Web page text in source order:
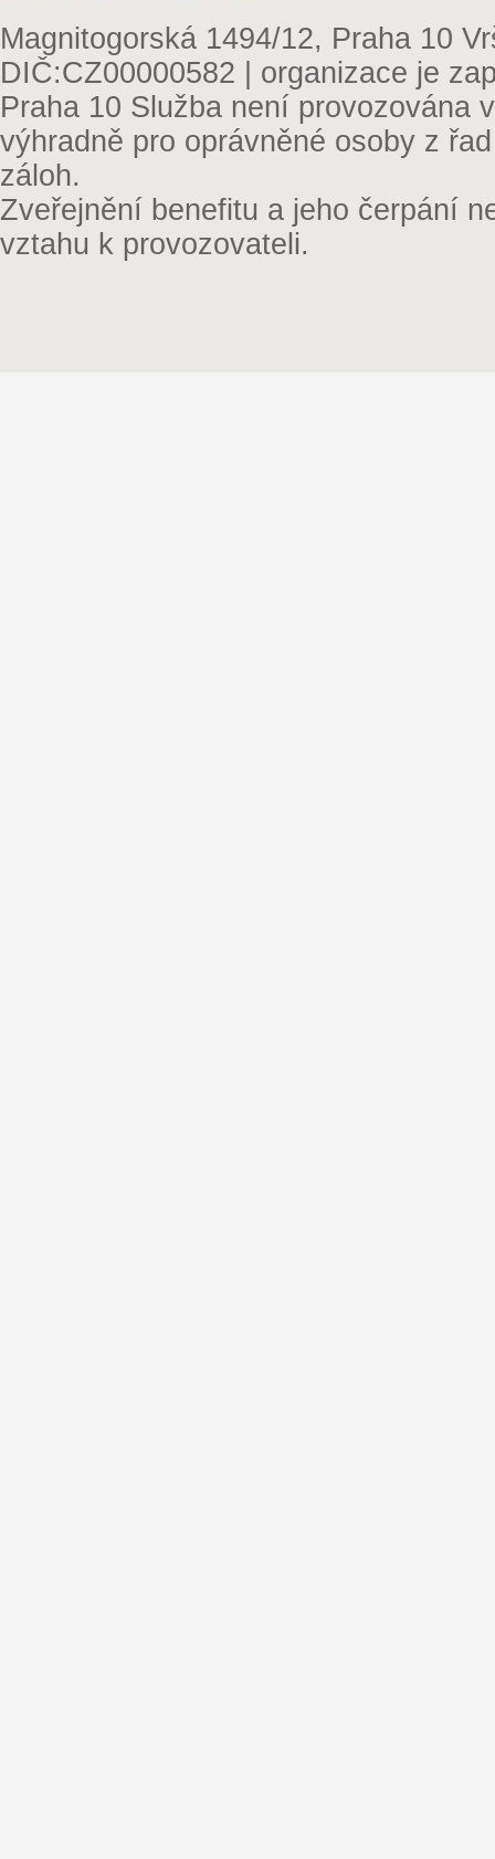
Magnitogorská 1494/12, Praha 10
DIČ:CZ00000582 | organizace je
Praha 10 Služba není provozována
výhradně pro oprávněné osoby z
záloh.
Zveřejnění benefitu a jeho čerpání
vztahu k provozovateli.